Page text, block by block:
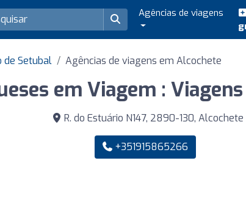
Agências de viagens
de Setubal Agências de viagens em Alcochete
em Viagem :
R. do Estuário N147, 2890-130, Alcochete
+351915865266